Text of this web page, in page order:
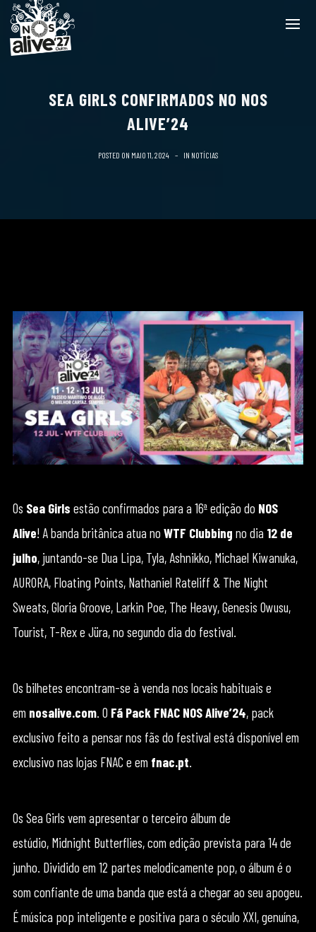
SEA GIRLS CONFIRMADOS NO NOS
ALIVE’24
POSTED ON MAIO 11, 2024 IN NOTÍCIAS
Os Sea Girls estão confirmados para a 16ª edição do NOS
Alive! A banda britânica atua no WTF Clubbing no dia 12 de
julho, juntando-se Dua Lipa, Tyla, Ashnikko, Michael Kiwanuka,
AURORA, Floating Points, Nathaniel Rateliff & The Night
Sweats, Gloria Groove, Larkin Poe, The Heavy, Genesis Owusu,
Tourist, T-Rex e Jüra, no segundo dia do festival.
Os bilhetes encontram-se à venda nos locais habituais e
em nosalive.com. O Fã Pack FNAC NOS Alive’24, pack
exclusivo feito a pensar nos fãs do festival está disponível em
exclusivo nas lojas FNAC e em fnac.pt.
Os Sea Girls vem apresentar o terceiro álbum de
estúdio, Midnight Butterflies, com edição prevista para 14 de
junho. Dividido em 12 partes melodicamente pop, o álbum é o
som confiante de uma banda que está a chegar ao seu apogeu.
É música pop inteligente e positiva para o século XXI, genuína,